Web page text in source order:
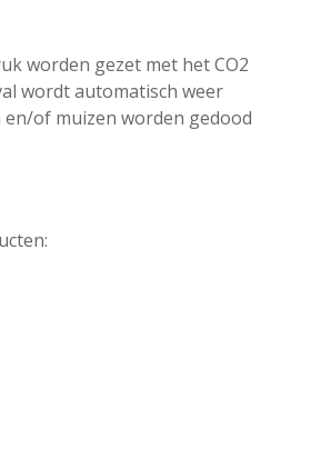
worden gezet met het CO2
wordt automatisch weer
of muizen worden gedood